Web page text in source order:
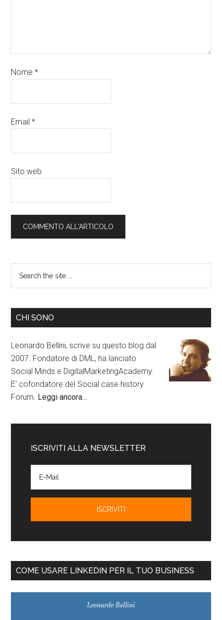
Nome*
Email*
Sito web
CHI SONO
Leonardo Bellini, scrive su questo blog dal
2007. Fondatore di DML, ha lanciato
Social Minds e DigitalMarketingAcademy.
E' cofondatore del Social case history
Forum. Leggi ancora…
ISCRIVITI ALLA NEWSLETTER
COME USARE LINKEDIN PER IL TUO BUSINESS